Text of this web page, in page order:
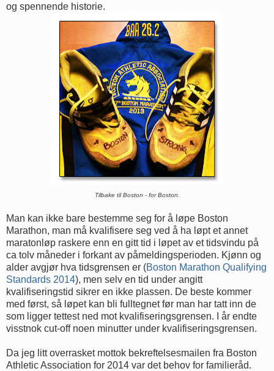
og spennende historie.
Tilbake til Boston - for Boston.
Man kan ikke bare bestemme seg for å løpe Boston
Marathon, man må kvalifisere seg ved å ha løpt et annet
maratonløp raskere enn en gitt tid i løpet av et tidsvindu på
ca tolv måneder i forkant av påmeldingsperioden. Kjønn og
alder avgjør hva tidsgrensen er (Boston Marathon Qualifying
Standards 2014), men selv en tid under angitt
kvalifiseringstid sikrer en ikke plassen. De beste kommer
med først, så løpet kan bli fulltegnet før man har tatt inn de
som ligger tettest ned mot kvalifiseringsgrensen. I år endte
visstnok cut-off noen minutter under kvalifiseringsgrensen.
Da jeg litt overrasket mottok bekreftelsesmailen fra Boston
Athletic Association for 2014 var det behov for familieråd.